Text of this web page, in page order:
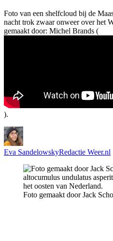
Foto van een shelfcloud bij de
nacht trok zwaar onweer over het
gemaakt door: Michel Brands (
).
Eva SandelowskyRedactie Weer.nl
Foto gemaakt door Jack